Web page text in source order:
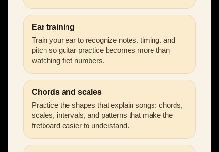
Ear training
Train your ear to recognize notes, timing, and
pitch so guitar practice becomes more than
watching fret numbers.
Chords and scales
Practice the shapes that explain songs: chords,
scales, intervals, and patterns that make the
fretboard easier to understand.